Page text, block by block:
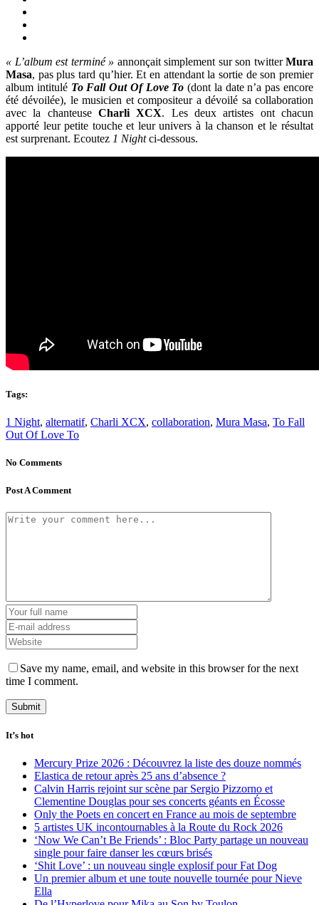
« L’album est terminé » annonçait simplement sur son twitterMura
Masa, pas plus tard qu’hier. Et en attendant la sortie de son premier
album intitulé To Fall Out Of Love To (dont la date n’a pas encore
été dévoilée), le musicien et compositeur a dévoilé sa collaboration
avec la chanteuse Charli XCX. Les deux artistes ont chacun
apporté leur petite touche et leur univers à la chanson et le résultat
est surprenant. Ecoutez 1 Nightci-dessous.
Tags:
1 Night, alternatif, Charli XCX, collaboration, Mura Masa, To Fall
Out Of Love To
No Comments
Post A Comment
Save my name, email, and website in this browser for the next
time I comment.
It’s hot
Mercury Prize 2026 : Découvrez la liste des douze nommés
Elastica de retour après 25 ans d’absence ?
Calvin Harris rejoint sur scène par Sergio Pizzorno et
Clementine Douglas pour ses concerts géants en Écosse
Only the Poets en concert en France au mois de septembre
5 artistes UK incontournables à la Route du Rock 2026
‘Now We Can’t Be Friends’ : Bloc Party partage un nouveau
single pour faire danser les cœurs brisés
‘Shit Love’ : un nouveau single explosif pour Fat Dog
Un premier album et une toute nouvelle tournée pour Nieve
Ella